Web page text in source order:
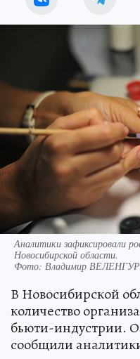
Аналитики зафиксировали
Новосибирской области.
Фото: Владимир
В Новосибирской
количество
бьюти-индустрии.
сообщили